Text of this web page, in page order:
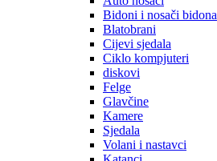
Bidoni i nosači bidona
Blatobrani
Cijevi sjedala
Ciklo kompjuteri
diskovi
Felge
Glavčine
Kamere
Sjedala
Volani i nastavci